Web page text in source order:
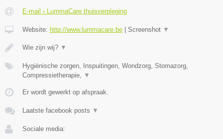
E-mail › LummaCare thuisverpleging
Website: http://www.lummacare.be Screenshot ▼
Wie zijn wij? ▼
Hygiënische zorgen, Inspuitingen, Wondzorg, Stomazorg,
Compressietherapie, ▼
Er wordt gewerkt op afspraak.
Laatste facebook posts ▼
Sociale media: